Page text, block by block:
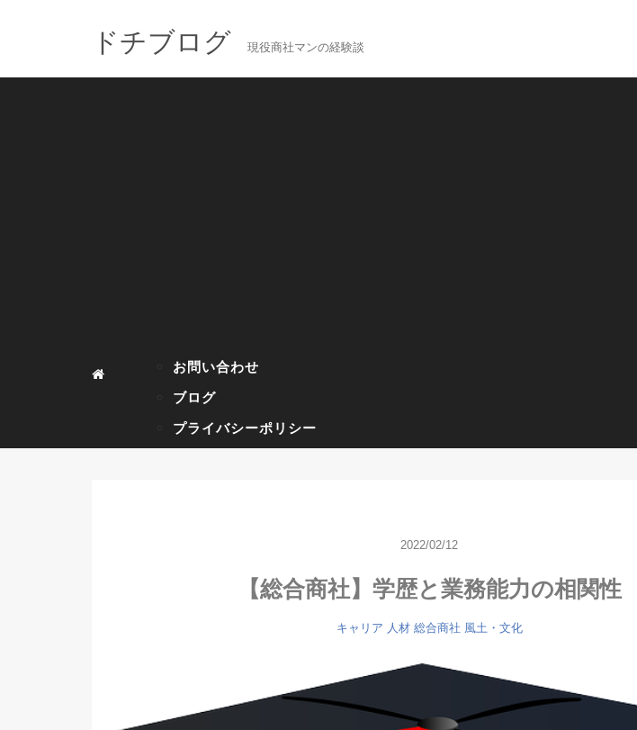
ドチブログ 現役商社マンの経験談
お問い合わせ
ブログ
プライバシーポリシー
2022/02/12
【総合商社】学歴と業務能力の相関性
キャリア 人材 総合商社 風土・文化